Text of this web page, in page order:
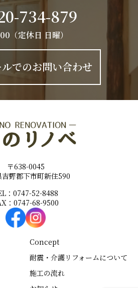
734-879
（定休日 日曜）
でのお問い合わせ
〒638-0045
野郡下市町新住590
：0747-52-8488
：0747-68-9500
Concept
耐震・介護リフォームについて
施工の流れ